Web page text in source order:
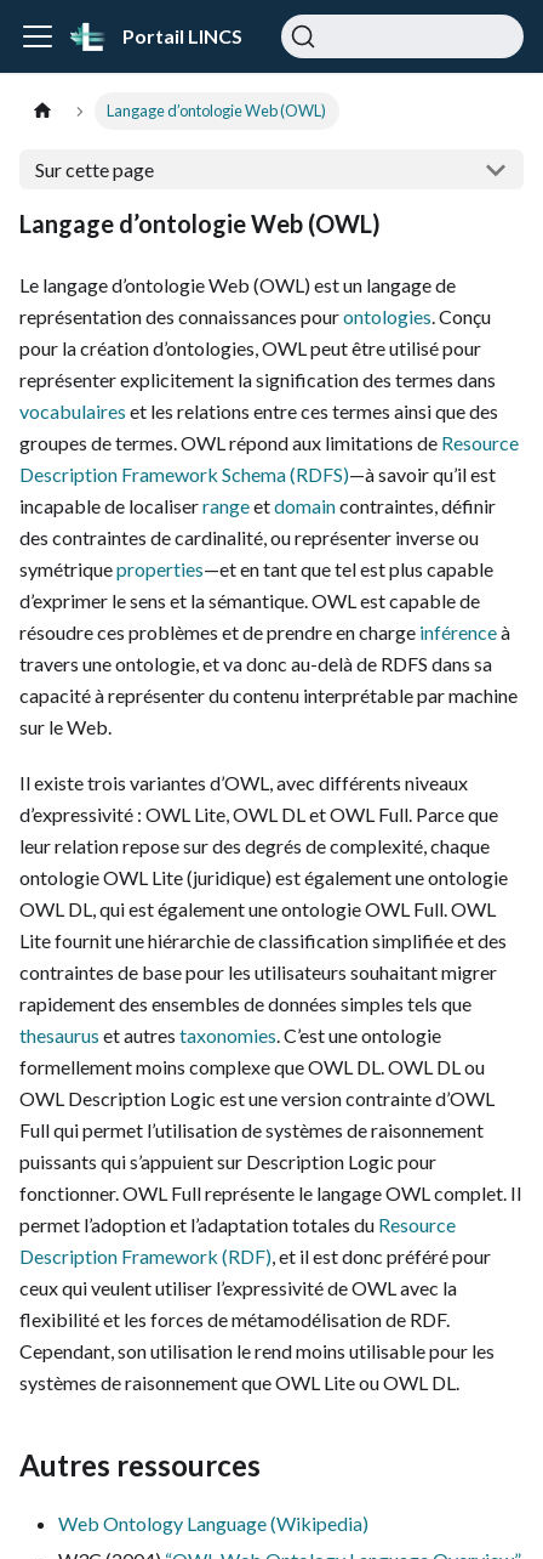
Portail LINCS
Langage d’ontologie Web (OWL)
Sur cette page
Langage d’ontologie Web (OWL)
Le langage d’ontologie Web (OWL) est un langage de
représentation des connaissances pourontologies. Conçu
pour la création d’ontologies, OWL peut être utilisé pour
représenter explicitement la signification des termes dans
vocabulaires et les relations entre ces termes ainsi que des
groupes de termes. OWL répond aux limitations de Resource
Description Framework Schema (RDFS)⁠—à savoir qu’il est
incapable de localiserrangeetdomaincontraintes, définir
des contraintes de cardinalité, ou représenter inverse ou
symétriqueproperties⁠—et en tant que tel est plus capable
d’exprimer le sens et la sémantique. OWL est capable de
résoudre ces problèmes et de prendre en charge inférenceà
travers une ontologie, et va donc au-delà de RDFS dans sa
capacité à représenter du contenu interprétable par machine
sur le Web.
Il existe trois variantes d’OWL, avec différents niveaux
d’expressivité : OWL Lite, OWL DL et OWL Full. Parce que
leur relation repose sur des degrés de complexité, chaque
ontologie OWL Lite (juridique) est également une ontologie
OWL DL, qui est également une ontologie OWL Full. OWL
Lite fournit une hiérarchie de classification simplifiée et des
contraintes de base pour les utilisateurs souhaitant migrer
rapidement des ensembles de données simples tels que
thesaurus et autres taxonomies. C’est une ontologie
formellement moins complexe que OWL DL. OWL DL ou
OWL Description Logic est une version contrainte d’OWL
Full qui permet l’utilisation de systèmes de raisonnement
puissants qui s’appuient sur Description Logic pour
fonctionner. OWL Full représente le langage OWL complet. Il
permet l’adoption et l’adaptation totales du Resource
Description Framework (RDF), et il est donc préféré pour
ceux qui veulent utiliser l’expressivité de OWL avec la
flexibilité et les forces de métamodélisation de RDF.
Cependant, son utilisation le rend moins utilisable pour les
systèmes de raisonnement que OWL Lite ou OWL DL.
Autres ressources
Web Ontology Language (Wikipedia)